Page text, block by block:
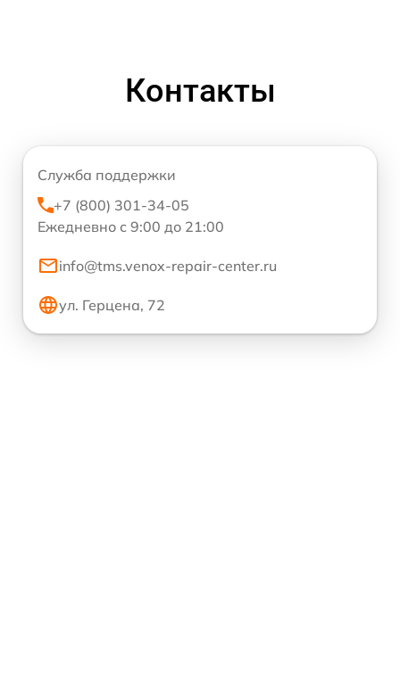
Контакты
Служба поддержки
+7 (800) 301-34-05
Ежедневно с 9:00 до 21:00
info@tms.venox-repair-center.ru
ул. Герцена, 72